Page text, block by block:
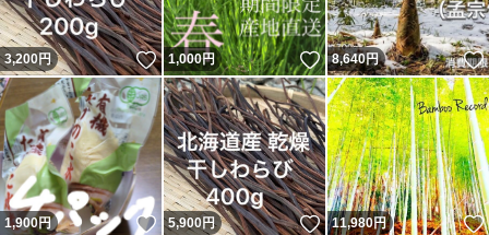
3,200円 いいね！
1,000円 いいね！
8,640円
1,900円 いいね！
5,900円 いいね！
11,980円